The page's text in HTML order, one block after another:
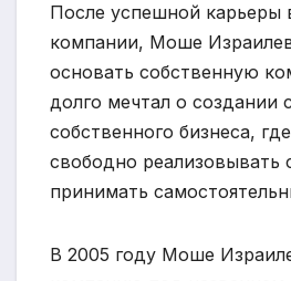
После успешной карьеры
компании, Моше
основать собственную
долго мечтал о создании
собственного бизнеса,
свободно реализовывать
принимать
В 2005 году Моше